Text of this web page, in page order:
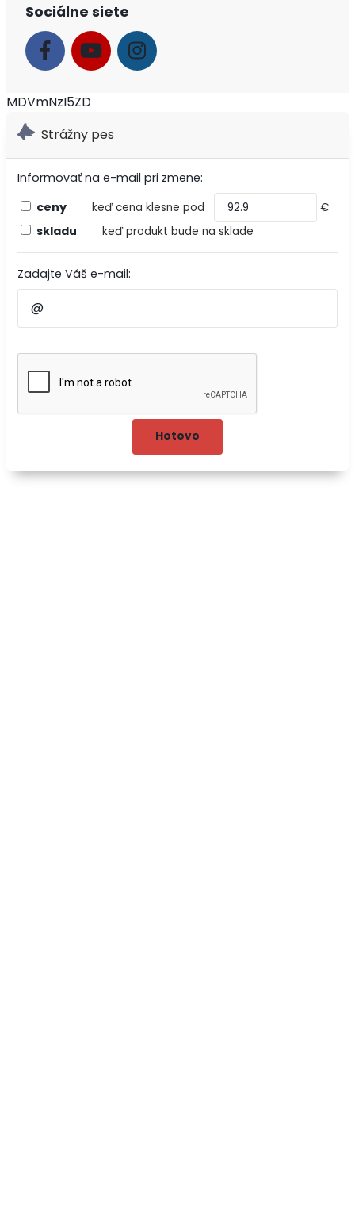
Sociálne siete
MDVmNzI5ZD
Strážny pes
Informovať na e-mail pri zmene:
ceny
keď cena klesne pod €
skladu keď produkt bude na sklade
Zadajte Váš e-mail: